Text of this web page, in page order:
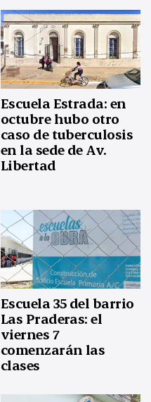
Escuela Estrada: en
octubre hubo otro
caso de tuberculosis
en la sede de Av.
Libertad
Escuela 35 del barrio
Las Praderas: el
viernes 7
comenzarán las
clases